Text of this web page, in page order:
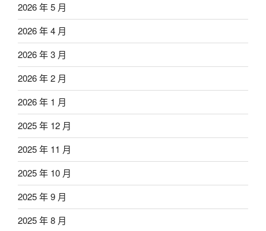
2026 年 5 月
2026 年 4 月
2026 年 3 月
2026 年 2 月
2026 年 1 月
2025 年 12 月
2025 年 11 月
2025 年 10 月
2025 年 9 月
2025 年 8 月